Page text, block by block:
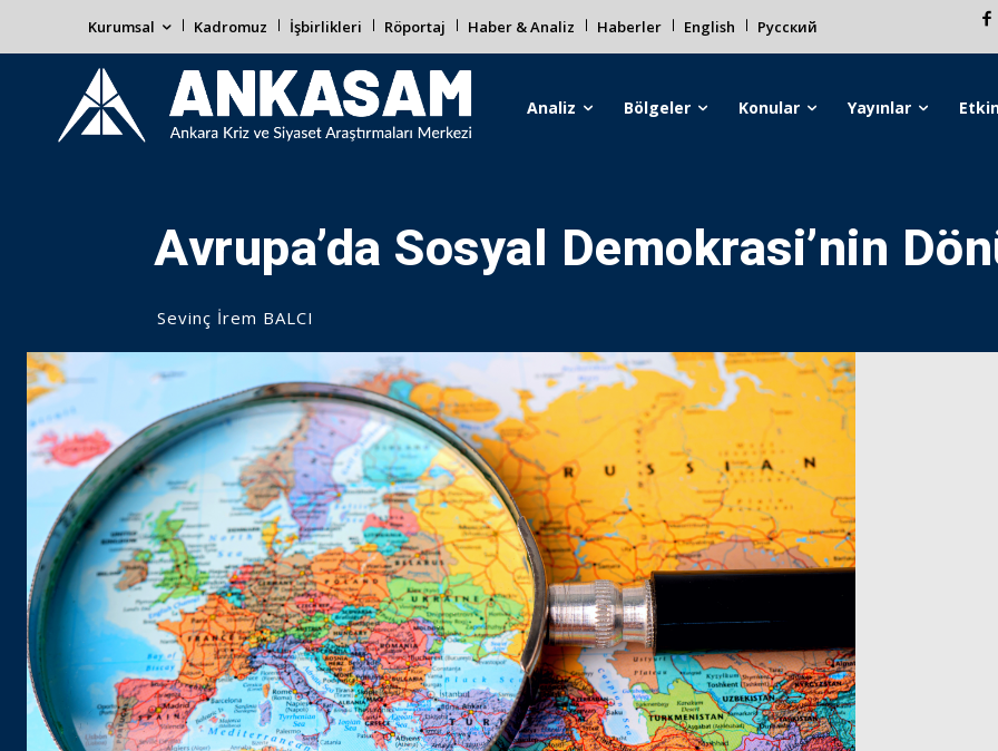
Kurumsal Kadromuz İşbirlikleri Röportaj Haber & Analiz Haberler English Русский
Analiz Bölgeler Konular Yayınlar
Avrupa’da Sosyal Demokrasi’nin
Sevinç İrem BALCI